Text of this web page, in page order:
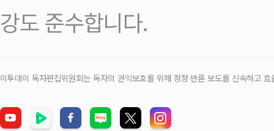
강도 준수합니다.
이투데이 독자편집위원회는 독자의 권익보호를 위해 정정‧반론 보도를 신속하고